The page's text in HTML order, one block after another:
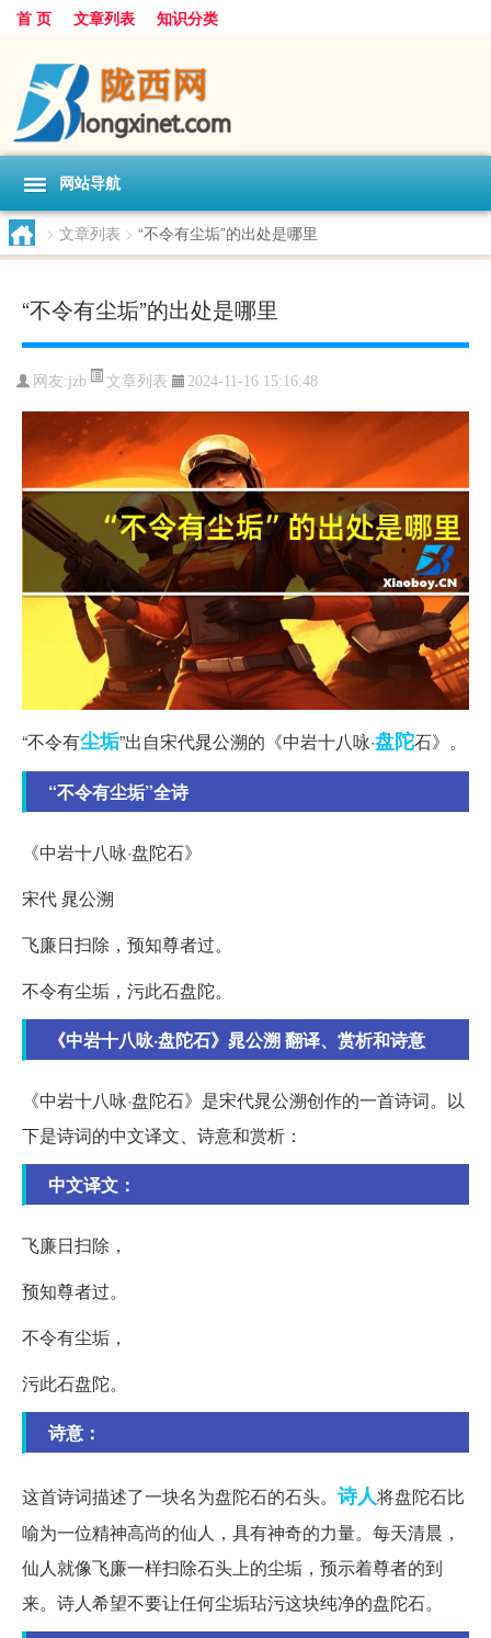
首 页 文章列表 知识分类
网站导航
> 文章列表 > “不令有尘垢”的出处是哪里
“不令有尘垢”的出处是哪里
网友:jzb 文章列表 2024-11-16 15:16:48
“不令有尘垢”出自宋代晁公溯的《中岩十八咏·盘陀石》。
“不令有尘垢”全诗
《中岩十八咏·盘陀石》
宋代 晁公溯
飞廉日扫除，预知尊者过。
不令有尘垢，污此石盘陀。
《中岩十八咏·盘陀石》晁公溯 翻译、赏析和诗意
《中岩十八咏·盘陀石》是宋代晁公溯创作的一首诗词。以
下是诗词的中文译文、诗意和赏析：
中文译文：
飞廉日扫除，
预知尊者过。
不令有尘垢，
污此石盘陀。
诗意：
这首诗词描述了一块名为盘陀石的石头。 诗人将盘陀石比
喻为一位精神高尚的仙人，具有神奇的力量。每天清晨，
仙人就像飞廉一样扫除石头上的尘垢，预示着尊者的到
来。诗人希望不要让任何尘垢玷污这块纯净的盘陀石。